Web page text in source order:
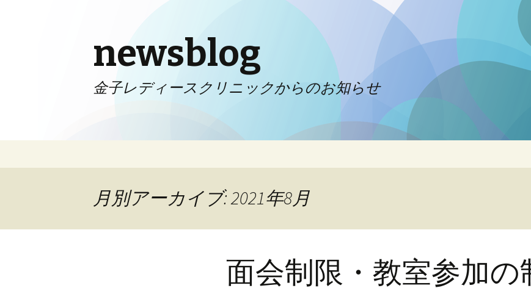
newsblog
金子レディースクリニックからのお知らせ
月別アーカイブ: 2021年8月
面会制限・教室参加の